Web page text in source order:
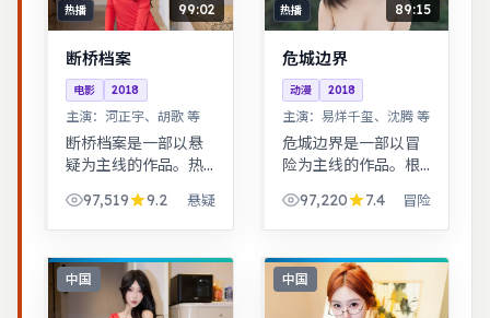
热播 99:02
断桥档案
电影 2018
主演： 河正宇、胡歌 等
断桥档案是一部以悬
疑为主线的作品。热
与信念贯穿始终，适
合全家观看。公路片
配乐与风景共同构成
情绪主线。
97,519 9.2 悬疑
热播 89:15
危城边界
动漫 2018
主演： 易烊千玺、沈腾 等
危城边界是一部以冒
险为主线的作品。根
实感强，表演克制而
富有张力。平凡小人
艰难抉择，最终与自
我和解。
97,220 7.4 冒险
中国 中国